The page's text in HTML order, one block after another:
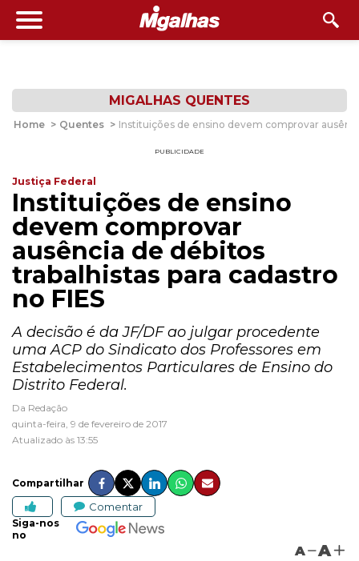
MIGALHAS QUENTES
Home > Quentes > Instituições de ensino devem comprovar
PUBLICIDADE
Justiça Federal
Instituições de ensino
devem comprovar
ausência de débitos
trabalhistas para cadastro
no FIES
A decisão é da JF/DF ao julgar procedente
uma ACP do Sindicato dos Professores em
Estabelecimentos Particulares de Ensino do
Distrito Federal.
Da Redação
quinta-feira, 9 de fevereiro de 2017
Atualizado às 13:55
Compartilhar
Comentar
Siga-nos
no
A A